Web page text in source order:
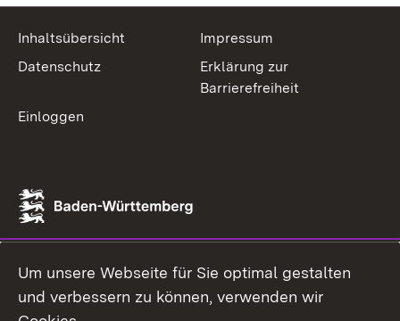
Inhaltsübersicht
Impressum
Datenschutz
Erklärung zur
Barrierefreiheit
Einloggen
Um unsere Webseite für Sie optimal gestalten
und verbessern zu können, verwenden wir